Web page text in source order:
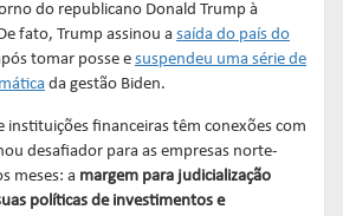
do republicano Donald Trump à
fato, Trump assinou a saída do país do
tomar posse e suspendeu uma série de
da gestão Biden.
instituições financeiras têm conexões com
desafiador para as empresas norte-
meses: a margem para judicialização
políticas de investimentos e